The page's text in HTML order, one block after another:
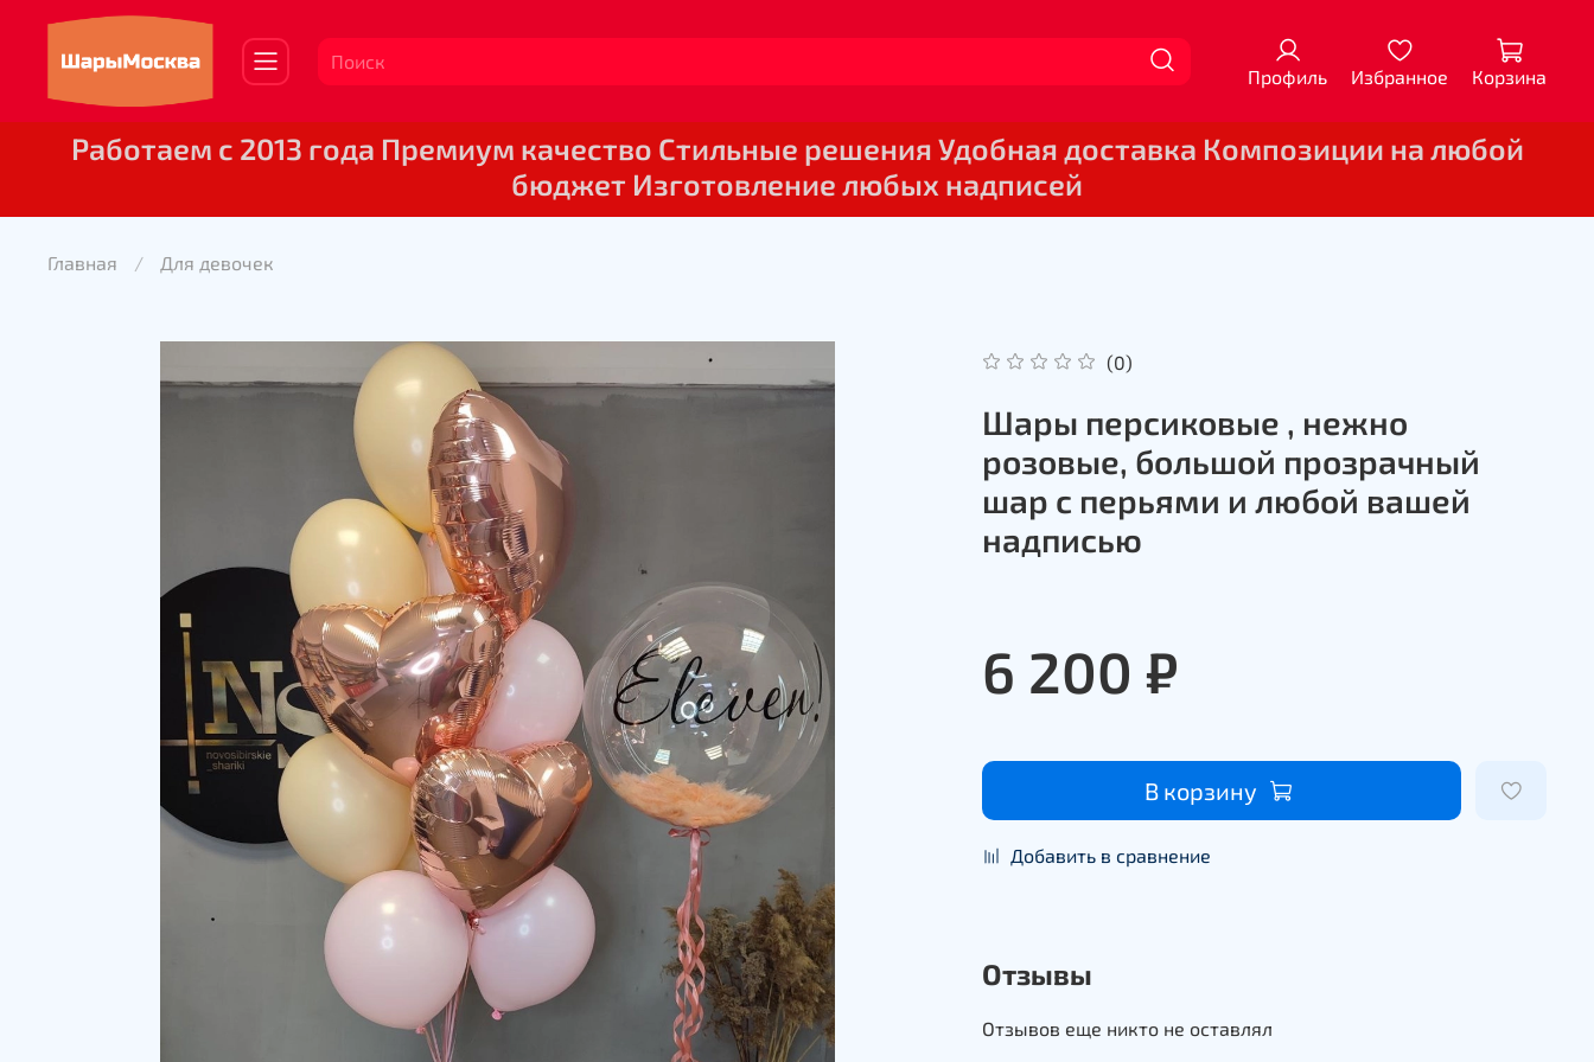
Профиль Избранное Корзина
Работаем с 2013 года Премиум качество Стильные решения Удобная доставка Композиции на любой
бюджет Изготовление любых надписей
Главная Для девочек
(0)
Шары персиковые , нежно
розовые, большой прозрачный
шар с перьями и любой вашей
надписью
6 200 ₽
В корзину
Добавить в сравнение
Отзывы
Отзывов еще никто не оставлял